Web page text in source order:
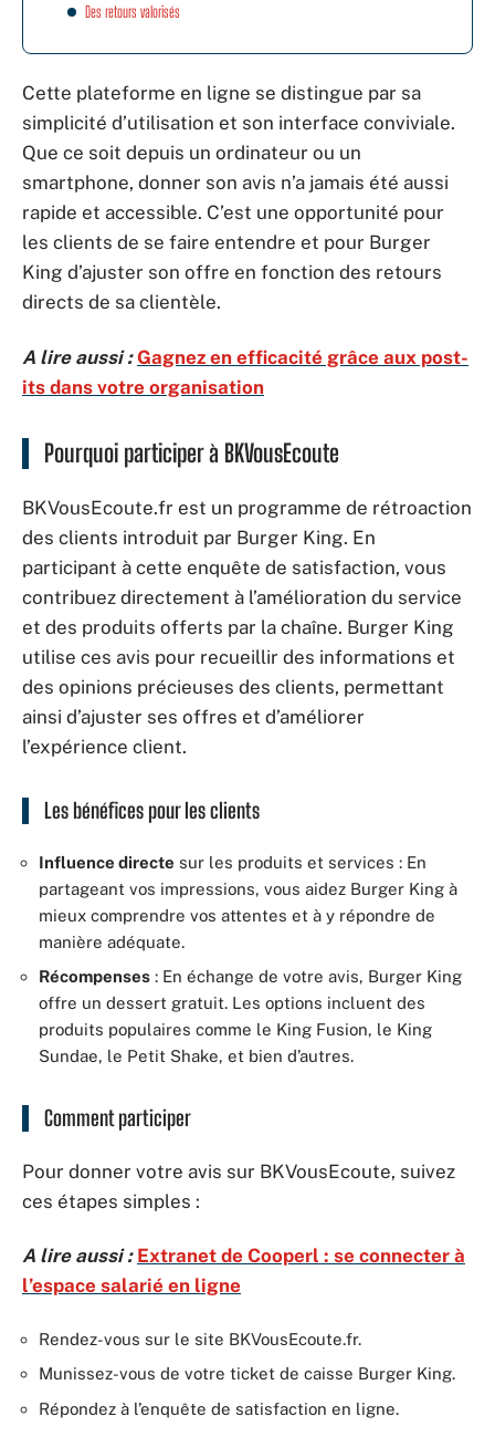
Des retours valorisés
Cette plateforme en ligne se distingue par sa
simplicité d’utilisation et son interface conviviale.
Que ce soit depuis un ordinateur ou un
smartphone, donner son avis n’a jamais été aussi
rapide et accessible. C’est une opportunité pour
les clients de se faire entendre et pour Burger
King d’ajuster son offre en fonction des retours
directs de sa clientèle.
A lire aussi : Gagnez en efficacité grâce aux post-
its dans votre organisation
Pourquoi participer à BKVousEcoute
BKVousEcoute.fr est un programme de rétroaction
des clients introduit par Burger King. En
participant à cette enquête de satisfaction, vous
contribuez directement à l’amélioration du service
et des produits offerts par la chaîne. Burger King
utilise ces avis pour recueillir des informations et
des opinions précieuses des clients, permettant
ainsi d’ajuster ses offres et d’améliorer
l’expérience client.
Les bénéfices pour les clients
Influence directe sur les produits et services : En
partageant vos impressions, vous aidez Burger King à
mieux comprendre vos attentes et à y répondre de
manière adéquate.
Récompenses : En échange de votre avis, Burger King
offre un dessert gratuit. Les options incluent des
produits populaires comme le King Fusion, le King
Sundae, le Petit Shake, et bien d’autres.
Comment participer
Pour donner votre avis sur BKVousEcoute, suivez
ces étapes simples :
A lire aussi : Extranet de Cooperl : se connecter à
l’espace salarié en ligne
Rendez-vous sur le site BKVousEcoute.fr.
Munissez-vous de votre ticket de caisse Burger King.
Répondez à l’enquête de satisfaction en ligne.